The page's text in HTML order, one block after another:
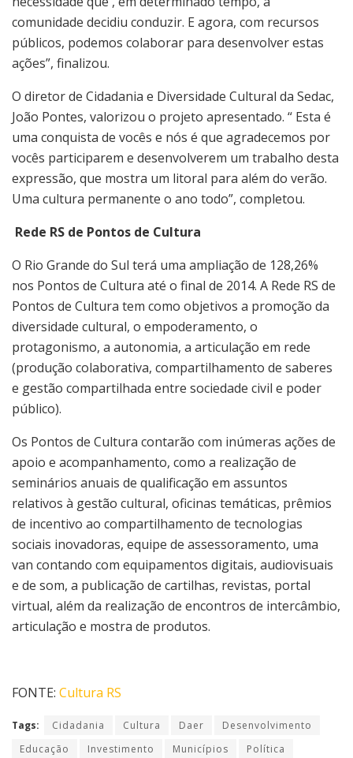
comunidade decidiu conduzir. E agora, com recursos
públicos, podemos colaborar para desenvolver estas
ações”, finalizou.
O diretor de Cidadania e Diversidade Cultural da Sedac,
João Pontes, valorizou o projeto apresentado. “ Esta é
uma conquista de vocês e nós é que agradecemos por
vocês participarem e desenvolverem um trabalho desta
expressão, que mostra um litoral para além do verão.
Uma cultura permanente o ano todo”, completou.
Rede RS de Pontos de Cultura
O Rio Grande do Sul terá uma ampliação de 128,26%
nos Pontos de Cultura até o final de 2014. A Rede RS de
Pontos de Cultura tem como objetivos a promoção da
diversidade cultural, o empoderamento, o
protagonismo, a autonomia, a articulação em rede
(produção colaborativa, compartilhamento de saberes
e gestão compartilhada entre sociedade civil e poder
público).
Os Pontos de Cultura contarão com inúmeras ações de
apoio e acompanhamento, como a realização de
seminários anuais de qualificação em assuntos
relativos à gestão cultural, oficinas temáticas, prêmios
de incentivo ao compartilhamento de tecnologias
sociais inovadoras, equipe de assessoramento, uma
van contando com equipamentos digitais, audiovisuais
e de som, a publicação de cartilhas, revistas, portal
virtual, além da realização de encontros de intercâmbio,
articulação e mostra de produtos.
FONTE: Cultura RS
Tags: Cidadania Cultura Daer
Desenvolvimento
Educação
Investimento Municípios
Política